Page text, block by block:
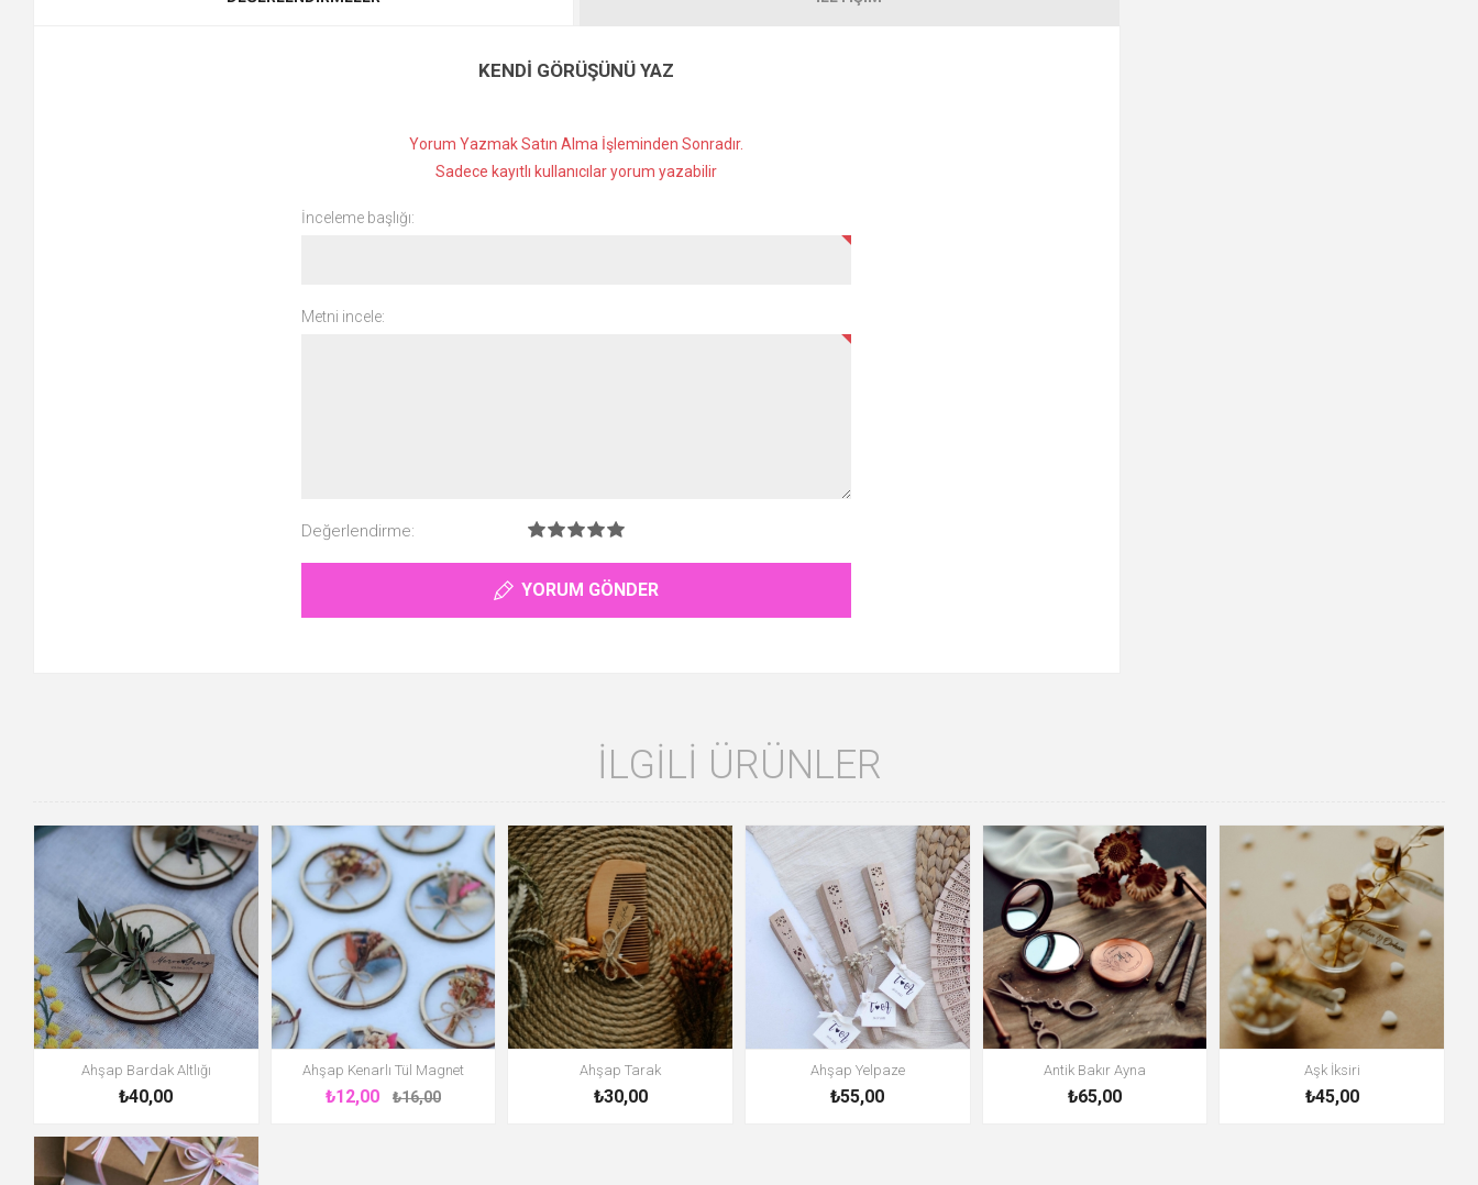
KENDI GÖRÜŞÜNÜ YAZ
Yorum Yazmak Satın Alma İşleminden Sonradır.
Sadece kayıtlı kullanıcılar yorum yazabilir
İnceleme başlığı:
Metni incele:
Değerlendirme:
YORUM GÖNDER
İLGILI ÜRÜNLER
Ahşap Bardak Altlığı
₺40,00
Ahşap Kenarlı Tül Magnet
₺12,00 ₺16,00
Ahşap Tarak
₺30,00
Ahşap Yelpaze
₺55,00
Antik Bakır Ayna
₺65,00
Aşk İksiri
₺45,00